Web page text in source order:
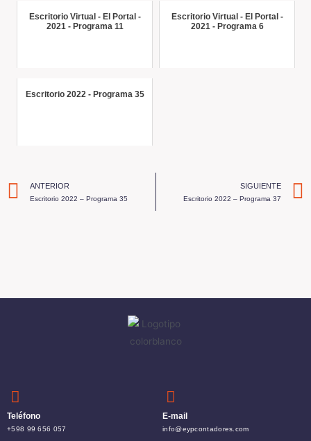
Escritorio Virtual - El Portal -
2021 - Programa 11
Escritorio Virtual - El Portal -
2021 - Programa 6
Escritorio 2022 - Programa 35
ANTERIOR
Escritorio 2022 – Programa 35
SIGUIENTE
Escritorio 2022 – Programa 37
Teléfono
+598 99 656 057
E-mail
info@eypcontadores.com